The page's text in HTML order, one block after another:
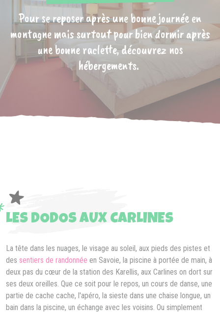
Pour se reposer après une bonne journée en
montagne mais surtout pour bien dormir après
une bonne raclette, découvrez nos
hébergements.
LES DODOS AUX CARLINES
La tête dans les nuages, le visage au soleil, aux pieds des pistes et
des sentiers de randonnée en Savoie, la piscine à portée de main, à
deux pas du cœur de la station des Karellis, aux Carlines on dort sur
ses deux oreilles. Que ce soit pour le repos, un cours de danse, une
partie de cache cache, l'apéro, la sieste dans une chaise longue, un
bain dans la piscine, un échange avec les voisins. Ou simplement